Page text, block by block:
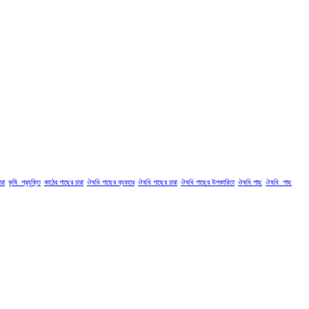
কৃষি_প্রযুক্তি কাঠের গাছের চারা ঔষধি গাছের ব্যবহার ঔষধি গাছের চারা ঔষধি গাছের উপকারিতা ঔষধি গাছ ঔষধি_গাছ